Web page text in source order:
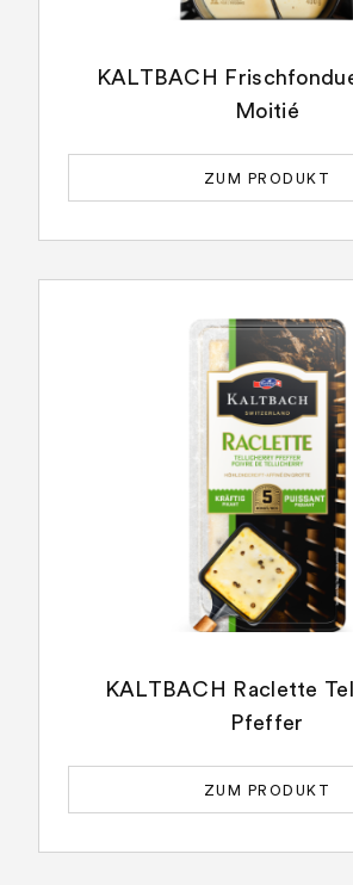
KALTBACH
Moitié
ZUM PRODUKT
KALTBACH Raclette
Pfeffer
ZUM PRODUKT